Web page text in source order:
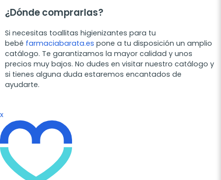
¿Dónde comprarlas?
Si necesitas toallitas higienizantes para tu
bebé farmaciabarata.es pone a tu disposición un amplio
catálogo. Te garantizamos la mayor calidad y unos
precios muy bajos. No dudes en visitar nuestro catálogo y
si tienes alguna duda estaremos encantados de
ayudarte.
x